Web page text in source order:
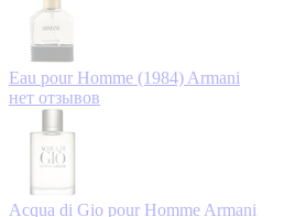
Eau pour Homme (1984) Armani
нет отзывов
Acqua di Gio pour Homme Armani